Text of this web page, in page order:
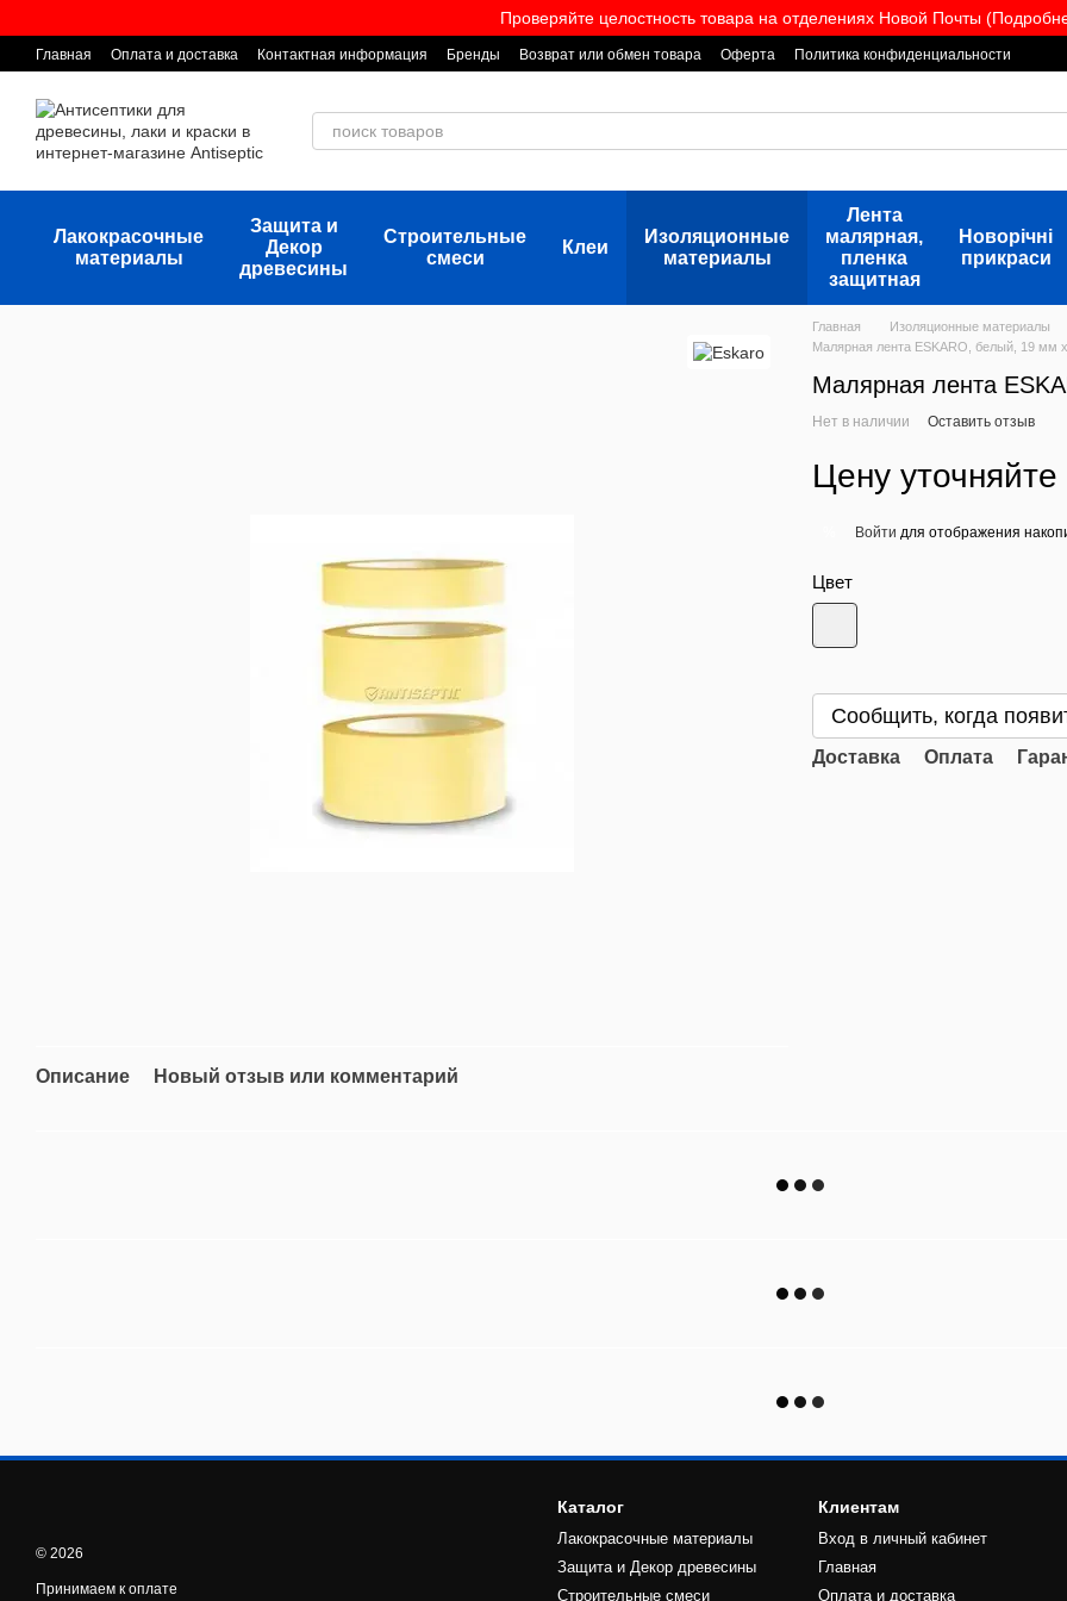
Проверяйте целостность товара на отделениях Новой Почты
Главная Оплата и доставка Контактная информация Бренды Возврат или обмен товара Оферта Политика конфиденциальности
Лакокрасочные
материалы
Защита и
Декор
древесины
Строительные
смеси
Клеи
Изоляционные
материалы
Лента
малярная,
пленка
защитная
Новорічні
прикраси
Описание Новый отзыв или комментарий
Главная Изоляционные материалы
Малярная лента ESKARO, белый, 19 мм
Малярная лента
Нет в наличии Оставить отзыв
Цену уточняйте
Войти для отображения
Цвет
Сообщить, когда
Доставка Оплата
© 2026
Принимаем к оплате
Каталог
Лакокрасочные материалы
Защита и Декор древесины
Строительные смеси
Клиентам
Вход в личный кабинет
Главная
Оплата и доставка